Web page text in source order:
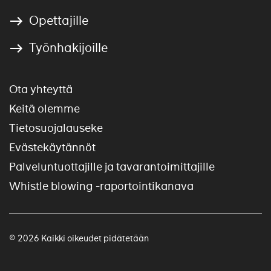
Opettajille
Työnhakijoille
Ota yhteyttä
Keitä olemme
Tietosuojalauseke
Evästekäytännöt
Palveluntuottajille ja tavarantoimittajille
Whistle blowing -raportointikanava
© 2026 Kaikki oikeudet pidätetään